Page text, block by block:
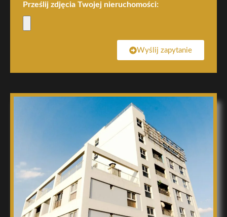
Prześlij zdjęcia Twojej nieruchomości:
Wyślij zapytanie